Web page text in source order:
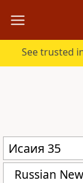
See trusted